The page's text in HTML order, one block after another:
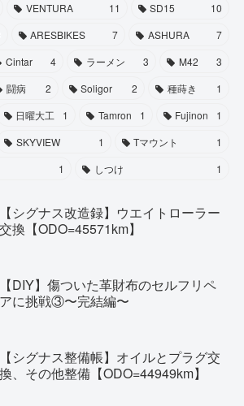
VENTURA 11 SD15
10
ARESBIKES 7 ASHURA
7
Cintar 4 ラーメン 3 M42
3
闘病 2 Soligor 2 種蒔き
1
日曜大工 1 Tamron 1 Fujinon
1
SKYVIEW 1 Tマウント
1
1 しつけ 1
【シグナス改造録】ウエイトローラー
交換【ODO=45571km】
【DIY】傷ついた革財布のセルフリペ
アに挑戦③〜完結編〜
【シグナス整備帳】オイルとプラグ交
換、その他整備【ODO=44949km】